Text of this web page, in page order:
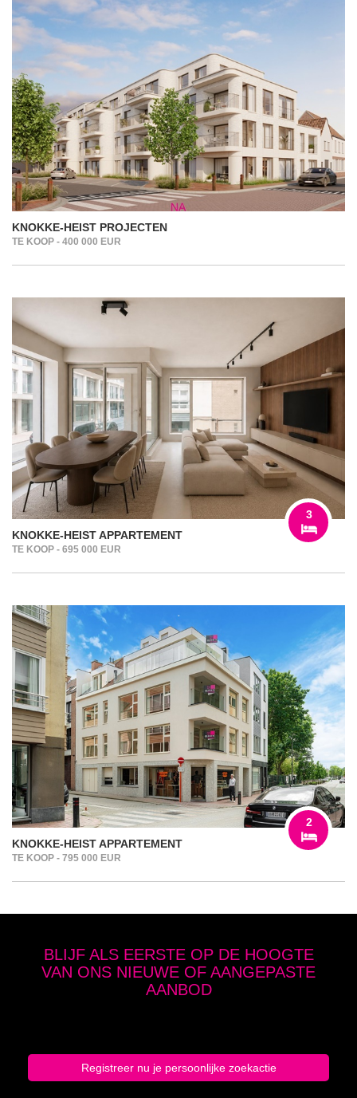
KNOKKE-HEIST PROJECTEN
TE KOOP - 400 000 EUR
KNOKKE-HEIST APPARTEMENT
TE KOOP - 695 000 EUR
3
KNOKKE-HEIST APPARTEMENT
TE KOOP - 795 000 EUR
2
BLIJF ALS EERSTE OP DE HOOGTE
VAN ONS NIEUWE OF AANGEPASTE
AANBOD
Registreer nu je persoonlijke zoekactie